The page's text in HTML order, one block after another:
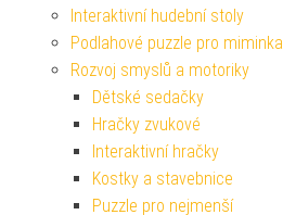
Interaktivní hudební stoly
Podlahové puzzle pro miminka
Rozvoj smyslů a motoriky
Dětské sedačky
Hračky zvukové
Interaktivní hračky
Kostky a stavebnice
Puzzle pro nejmenší